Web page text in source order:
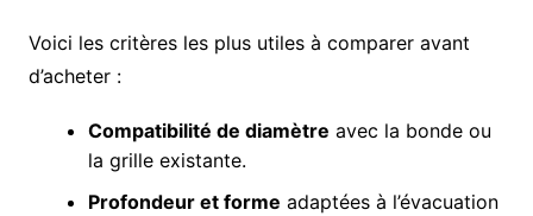
Voici les critères les plus utiles à comparer avant
d’acheter :
Compatibilité de diamètre avec la bonde ou
la grille existante.
Profondeur et forme adaptées à l’évacuation